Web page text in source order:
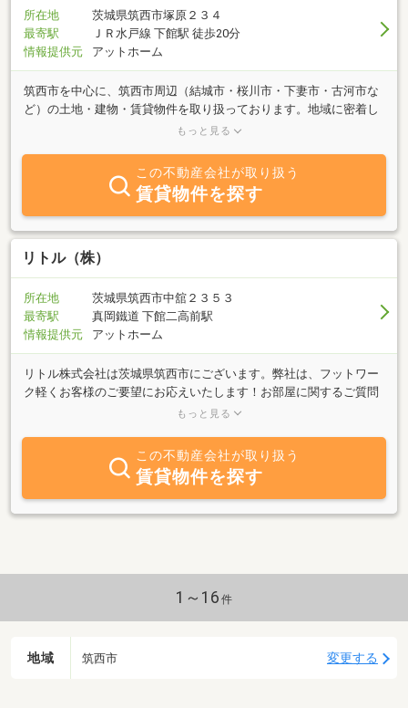
所在地
茨城県筑西市塚原２３４
最寄駅
ＪＲ水戸線 下館駅 徒歩20分
情報提供元
アットホーム
筑西市を中心に、筑西市周辺（結城市・桜川市・下妻市・古河市な
ど）の土地・建物・賃貸物件を取り扱っております。地域に密着し
た不動産会社だからこそ、お客様の家族構成、ライフスタイル、ご
くご提供いたします。不動産で分からないことやご相談がございま
したらお気軽にお問い合わせください。小さな不動産会社ですが、
「明瞭、真摯」をモットーにお客様のご期待に沿えるよう、全力で
サポートさせていただきます！
もっと見る
この不動産会社が取り扱う
賃貸物件を探す
リトル（株）
所在地
茨城県筑西市中舘２３５３
最寄駅
真岡鐵道 下館二高前駅
情報提供元
アットホーム
リトル株式会社は茨城県筑西市にございます。弊社は、フットワー
ク軽くお客様のご要望にお応えいたします！お部屋に関するご質問
やご相談は、お電話でも、対面でも可能です♪弊社事務所だけでな
もっと見る
この不動産会社が取り扱う
賃貸物件を探す
1～16 件
地域 筑西市 変更する